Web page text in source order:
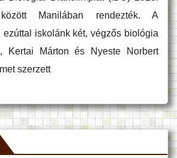
Manilában rendezték. A
ezúttal iskolánk két, végzős biológia
Kertai Márton és Nyeste Norbert
szerzett